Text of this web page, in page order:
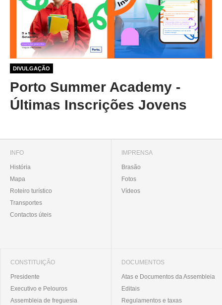
DIVULGAÇÃO
1 ano 1 mês atrás
Porto Summer Academy -
Últimas Inscrições Jovens
INFO
História
Mapa
Roteiro turístico
Transportes
Contactos úteis
IMPRENSA
Brasão
Fotos
Vídeos
CONSTITUIÇÃO
Presidente
Executivo e Pelouros
Assembleia de freguesia
DOCUMENTOS
Atas e Documentos da Assembleia
Editais
Regulamentos e taxas